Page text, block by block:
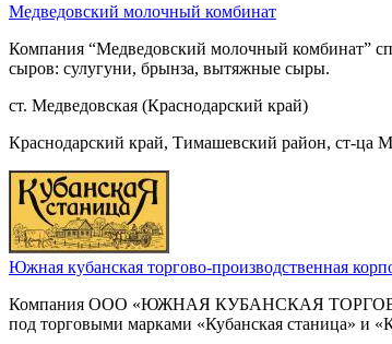
Медведовский молочный комбинат
Компания “Медведовский молочный комбинат”
сыров: сулугуни, брынза, вытяжные сыры.
ст. Медведовская (Краснодарский край)
Краснодарский край, Тимашевский район, ст-ца
Южная кубанская торгово-производственная
Компания ООО «ЮЖНАЯ КУБАНСКАЯ ТОРГОВО -
под торговыми марками «Кубанская станица» и